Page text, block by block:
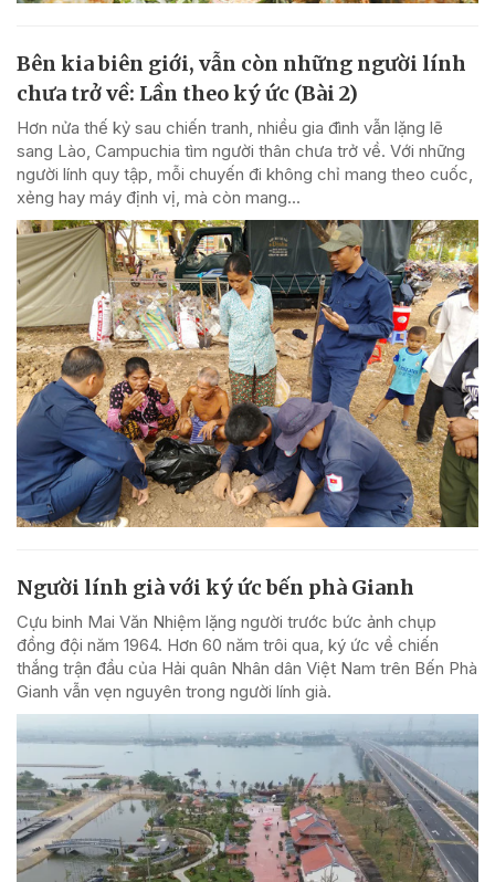
Bên kia biên giới, vẫn còn những người lính
chưa trở về: Lần theo ký ức (Bài 2)
Hơn nửa thế kỷ sau chiến tranh, nhiều gia đình vẫn lặng lẽ
sang Lào, Campuchia tìm người thân chưa trở về. Với những
người lính quy tập, mỗi chuyến đi không chỉ mang theo cuốc,
xẻng hay máy định vị, mà còn mang...
Người lính già với ký ức bến phà Gianh
Cựu binh Mai Văn Nhiệm lặng người trước bức ảnh chụp
đồng đội năm 1964. Hơn 60 năm trôi qua, ký ức về chiến
thắng trận đầu của Hải quân Nhân dân Việt Nam trên Bến Phà
Gianh vẫn vẹn nguyên trong người lính già.